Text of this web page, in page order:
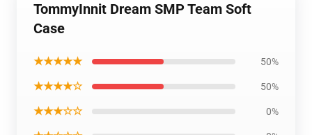
TommyInnit Dream SMP Team Soft
Case
★★★★★ 50%
★★★★☆ 50%
★★★☆☆ 0%